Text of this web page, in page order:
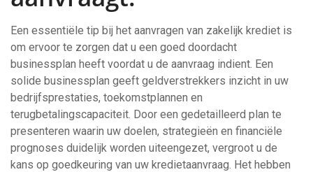
Een essentiële tip bij het aanvragen van zakelijk krediet is
om ervoor te zorgen dat u een goed doordacht
businessplan heeft voordat u de aanvraag indient. Een
solide businessplan geeft geldverstrekkers inzicht in uw
bedrijfsprestaties, toekomstplannen en
terugbetalingscapaciteit. Door een gedetailleerd plan te
presenteren waarin uw doelen, strategieën en financiële
prognoses duidelijk worden uiteengezet, vergroot u de
kans op goedkeuring van uw kredietaanvraag. Het hebben